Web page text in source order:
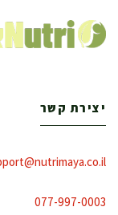
יצירת קשר
077-997-0003